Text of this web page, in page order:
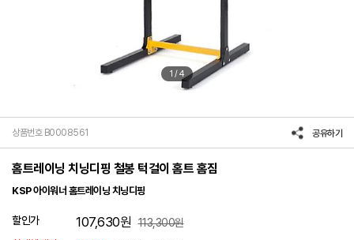
1 /4
상품번호 B0008561 공유하기
홈트레이닝 치닝디핑 철봉 턱걸이 홈트 홈짐
KSP 아이워너 홈트레이닝 치닝디핑
할인가 107,630원 113,300원